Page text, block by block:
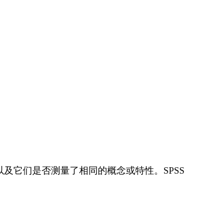
它们是否测量了相同的概念或特性。SPSS